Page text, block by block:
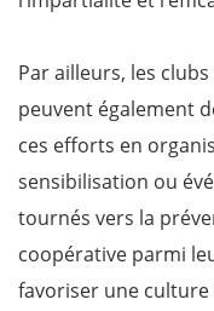
Par ailleurs, les
peuvent également
ces efforts en
sensibilisation ou
tournés vers la
coopérative parmi
favoriser une